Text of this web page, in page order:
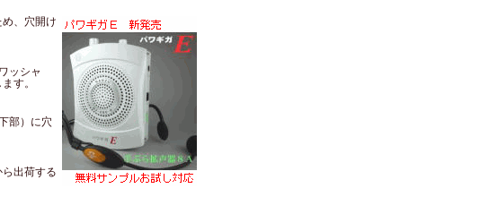
、穴開け
ッシャ
す。
部）に穴
出荷する